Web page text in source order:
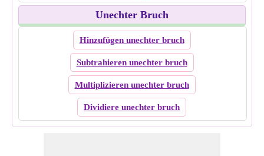
Unechter Bruch
Hinzufügen unechter bruch
Subtrahieren unechter bruch
Multiplizieren unechter bruch
Dividiere unechter bruch